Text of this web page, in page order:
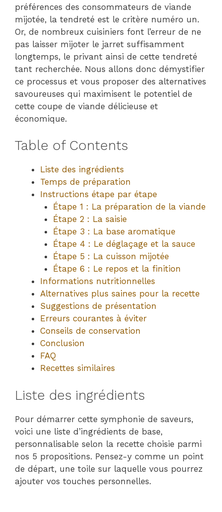
préférences des consommateurs de viande
mijotée, la tendreté est le critère numéro un.
Or, de nombreux cuisiniers font l’erreur de ne
pas laisser mijoter le jarret suffisamment
longtemps, le privant ainsi de cette tendreté
tant recherchée. Nous allons donc démystifier
ce processus et vous proposer des alternatives
savoureuses qui maximisent le potentiel de
cette coupe de viande délicieuse et
économique.
Table of Contents
Liste des ingrédients
Temps de préparation
Instructions étape par étape
Étape 1 : La préparation de la viande
Étape 2 : La saisie
Étape 3 : La base aromatique
Étape 4 : Le déglaçage et la sauce
Étape 5 : La cuisson mijotée
Étape 6 : Le repos et la finition
Informations nutritionnelles
Alternatives plus saines pour la recette
Suggestions de présentation
Erreurs courantes à éviter
Conseils de conservation
Conclusion
FAQ
Recettes similaires
Liste des ingrédients
Pour démarrer cette symphonie de saveurs,
voici une liste d’ingrédients de base,
personnalisable selon la recette choisie parmi
nos 5 propositions. Pensez-y comme un point
de départ, une toile sur laquelle vous pourrez
ajouter vos touches personnelles.